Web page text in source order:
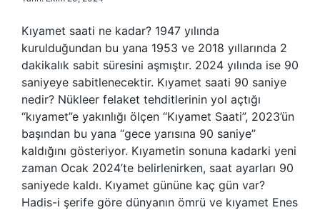
Kıyamet saati ne kadar? 1947 yılında
kurulduğundan bu yana 1953 ve 2018 yıllarında 2
dakikalık sabit süresini aşmıştır. 2024 yılında ise 90
saniyeye sabitlenecektir. Kıyamet saati 90 saniye
nedir? Nükleer felaket tehditlerinin yol açtığı
“kıyamet”e yakınlığı ölçen “Kıyamet Saati”, 2023’ün
başından bu yana “gece yarısına 90 saniye”
kaldığını gösteriyor. Kıyametin sonuna kadarki yeni
zaman Ocak 2024’te belirlenirken, saat ayarları 90
saniyede kaldı. Kıyamet gününe kaç gün var?
Hadis-i şerife göre dünyanın ömrü ve kıyamet Enes